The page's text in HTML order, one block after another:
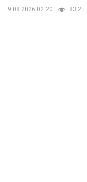
9.08.2026 02:20 83,2 т.